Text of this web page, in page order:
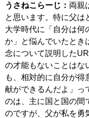
うさねこらーじ： 両親
と思います。特に父は
大学時代に「自分は何
か」と悩んでいたとき
念について説明した
の才能もないことはな
も、相対的に自分が
献ができるんだよ」っ
のは、主に国と国の間
のですが、父が私を勇